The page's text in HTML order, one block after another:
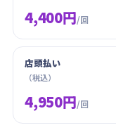
4,400円/回
店頭払い
（税込）
4,950円/回